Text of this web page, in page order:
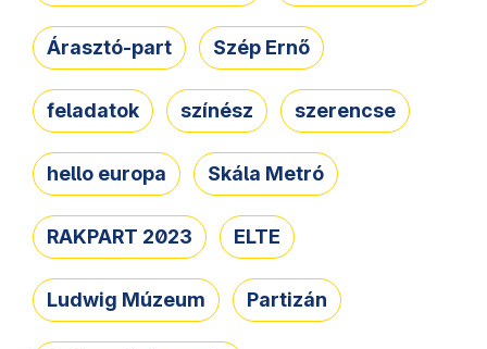
Árasztó-part Szép Ernő
feladatok színész szerencse
hello europa Skála Metró
RAKPART 2023 ELTE
Ludwig Múzeum Partizán